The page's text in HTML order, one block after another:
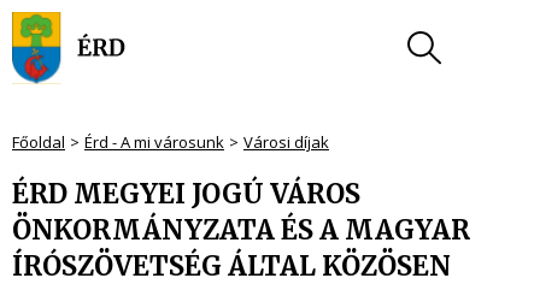
Főoldal Érd - A mi városunk Városi díjak
ÉRD MEGYEI JOGÚ VÁROS
ÖNKORMÁNYZATA ÉS A MAGYAR
ÍRÓSZÖVETSÉG ÁLTAL KÖZÖSEN